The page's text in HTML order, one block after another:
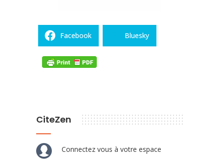
Facebook Bluesky
CiteZen
Connectez vous à votre espace